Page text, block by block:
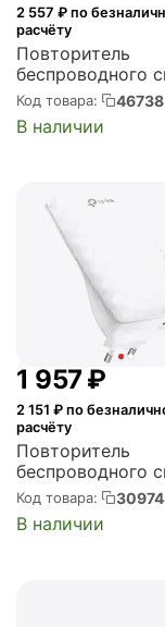
2 557 ₽ по
расчёту
Повторитель
беспроводного
MERCUSYS
10/100/1000BASE-
белый (ME60X)
Код товара:
В наличии
1 957₽
2 151 ₽ по
расчёту
Повторитель
беспроводного
TP-LINK Wi-Fi,
стандарт Wi-Fi:
максимальная
Код товара:
В наличии